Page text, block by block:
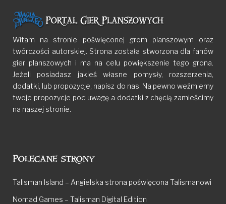
Witam na stronie poświęconej grom planszowym oraz
twórczości autorskiej. Strona została stworzona dla fanów
gier planszowych i ma na celu powiększenie tego grona.
Jeżeli posiadasz jakieś własne pomysły, rozszerzenia,
dodatki, lub propozycje, napisz do nas. Na pewno weźmiemy
twoje propozycje pod uwagę a dodatki z chęcią zamieścimy
na naszej stronie.
Polecane strony
Talisman Island – Angielska strona poświęcona Talismanowi
Nomad Games – Talisman Digital Edition